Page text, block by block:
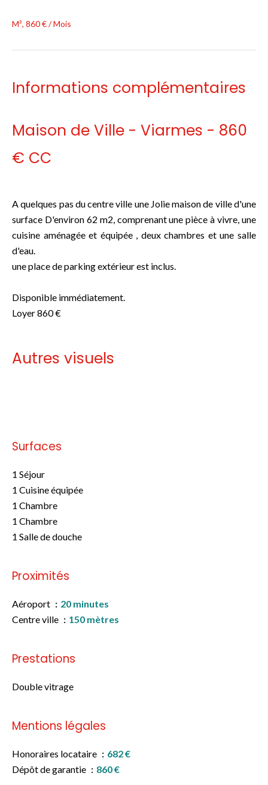
M², 860 € / Mois
Informations complémentaires
Maison de Ville - Viarmes - 860
€ CC
A quelques pas du centre ville une Jolie maison de ville d'une
surface D'environ 62 m2, comprenant une pièce à vivre, une
cuisine aménagée et équipée , deux chambres et une salle
d'eau.
une place de parking extérieur est inclus.
Disponible immédiatement.
Loyer 860 €
Autres visuels
Surfaces
1 Séjour
1 Cuisine équipée
1 Chambre
1 Chambre
1 Salle de douche
Proximités
Aéroport
20 minutes
Centre ville
150 mètres
Prestations
Double vitrage
Mentions légales
Honoraires locataire
682 €
Dépôt de garantie
860 €